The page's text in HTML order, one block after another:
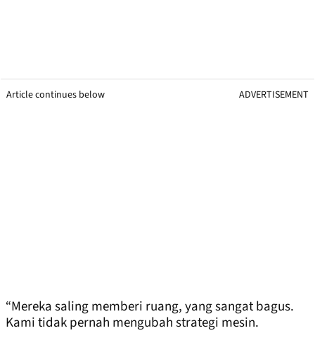
Article continues below ADVERTISEMENT
“Mereka saling memberi ruang, yang sangat bagus.
Kami tidak pernah mengubah strategi mesin.